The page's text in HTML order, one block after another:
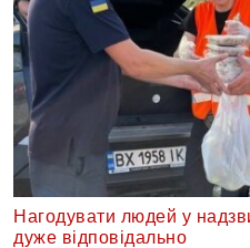
Нагодувати людей у
дуже відповідально